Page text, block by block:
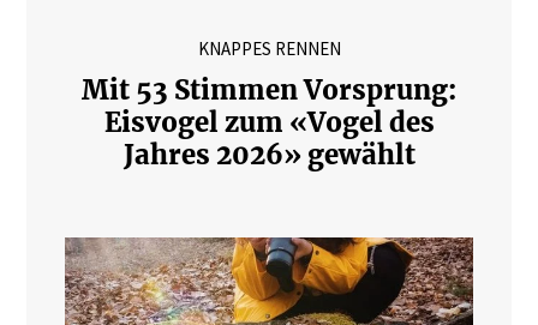
KNAPPES RENNEN
Mit 53 Stimmen Vorsprung:
Eisvogel zum «Vogel des
Jahres 2026» gewählt